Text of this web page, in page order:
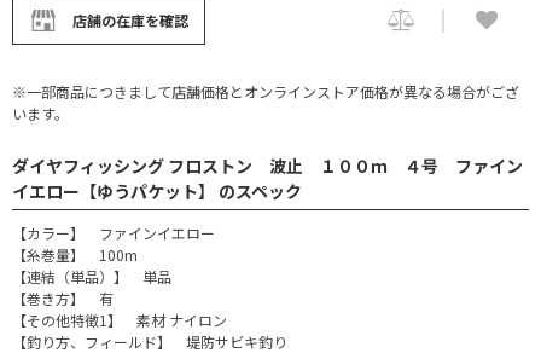
店舗の在庫を確認
※一部商品につきまして店舗価格とオンラインストア価格が異なる場合がござ
います。
ダイヤフィッシング フロストン 波止 １００ｍ ４号 ファイン
イエロー【ゆうパケット】 のスペック
【カラー】 ファインイエロー
【糸巻量】 100m
【連結（単品）】 単品
【巻き方】 有
【その他特徴1】 素材 ナイロン
【釣り方、フィールド】 堤防サビキ釣り